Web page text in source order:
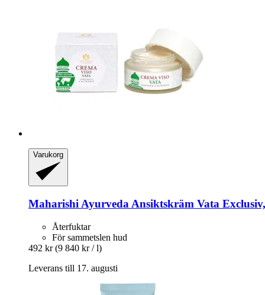
Varukorg
Maharishi Ayurveda Ansiktskräm Vata
Återfuktar
För sammetslen hud
492 kr (9 840 kr / l)
Leverans till 17. augusti